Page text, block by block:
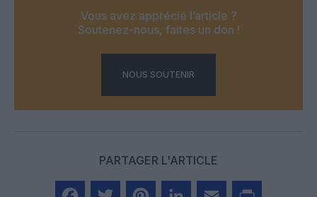
Vous avez apprécié l’article ?
Soutenez-nous, faites un don !
NOUS SOUTENIR
PARTAGER L'ARTICLE